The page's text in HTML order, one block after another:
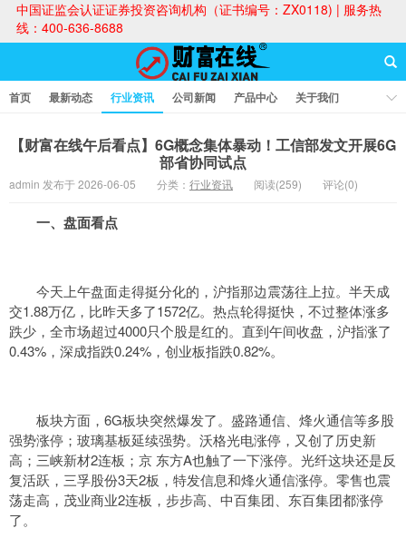
中国证监会认证证券投资咨询机构（证书编号：ZX0118) | 服务热
线：400-636-8688
财富在线
首页 最新动态 行业资讯 公司新闻 产品中心
关于我们
【财富在线午后看点】6G概念集体暴动！工信部发文开展6G
部省协同试点
admin 发布于 2026-06-05 分类： 行业资讯 阅读(259) 评论(0)
一、盘面看点
今天上午盘面走得挺分化的，沪指那边震荡往上拉。半天成
交1.88万亿，比昨天多了1572亿。热点轮得挺快，不过整体涨多
跌少，全市场超过4000只个股是红的。直到午间收盘，沪指涨了
0.43%，深成指跌0.24%，创业板指跌0.82%。
板块方面，6G板块突然爆发了。盛路通信、烽火通信等多股
强势涨停；玻璃基板延续强势。沃格光电涨停，又创了历史新
高；三峡新材2连板；京 东方A也触了一下涨停。光纤这块还是反
复活跃，三孚股份3天2板，特发信息和烽火通信涨停。零售也震
荡走高，茂业商业2连板，步步高、中百集团、东百集团都涨停
了。